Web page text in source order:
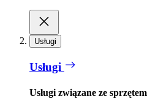
Usługi
Usługi
Usługi związane ze sprzętem